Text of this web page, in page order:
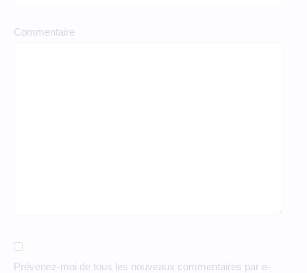
Commentaire
Prévenez-moi de tous les nouveaux commentaires par e-